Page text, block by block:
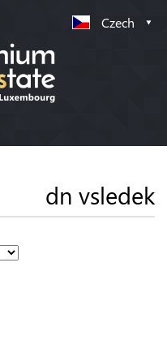
Czech
dn vsledek